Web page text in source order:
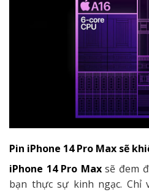
Pin iPhone 14 Pro Max sẽ
iPhone 14 Pro Maxsẽ đem
bạn thực sự kinh ngạc. Chỉ